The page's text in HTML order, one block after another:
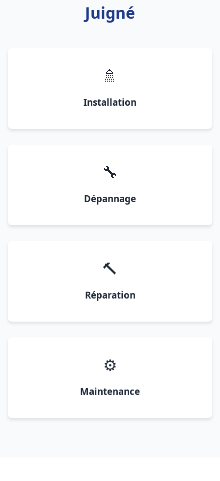
Juigné
🚿
Installation
🔧
Dépannage
🔨
Réparation
⚙️
Maintenance